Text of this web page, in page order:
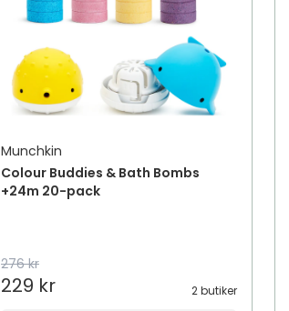
Munchkin
Colour Buddies & Bath Bombs
+24m 20-pack
276 kr
229 kr 2 butiker